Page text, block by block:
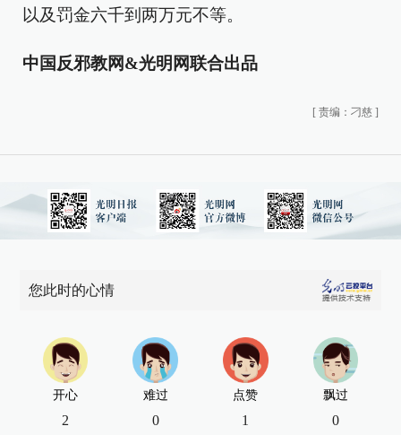
以及罚金六千到两万元不等。
中国反邪教网&光明网联合出品
[ 责编：刁慈 ]
您此时的心情
开心
2
难过
0
点赞
1
飘过
0